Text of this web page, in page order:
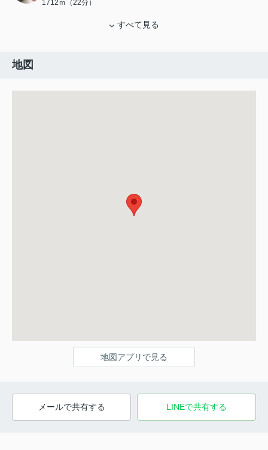
1712ｍ（22分）
すべて見る
地図
地図アプリで見る
メールで共有する LINEで共有する